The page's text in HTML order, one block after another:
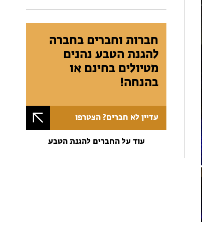
חברות וחברים בחברה
להגנת הטבע נהנים
מטיולים בחינם או
בהנחה!
עדיין לא חברים? הצטרפו
עוד על החברים להגנת הטבע